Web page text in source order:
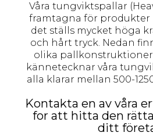
Våra tungviktspallar
framtagna för produkter
det ställs mycket höga
och hårt tryck. Nedan
olika pallkonstruktioner
kännetecknar våra
alla klarar mellan 500-
Kontakta en av våra
for att hitta den
ditt